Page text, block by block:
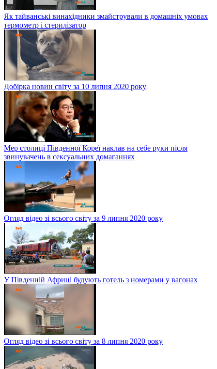
Як тайванські винахідники змайстрували в домашніх умовах
термометр і стерилізатор
Добірка новин світу за 10 липня 2020 року
Мер столиці Південної Кореї наклав на себе руки після
звинувачень в сексуальних домаганнях
Огляд відео зі всього світу за 9 липня 2020 року
У Південній Африці будують готель з номерами у вагонах
Огляд відео зі всього світу за 8 липня 2020 року